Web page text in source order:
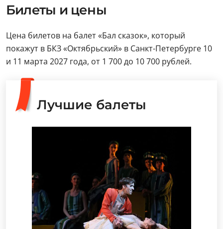
Билеты и цены
Цена билетов на балет «Бал сказок», который
покажут в БКЗ «Октябрьский» в Санкт-Петербурге 10
и 11 марта 2027 года, от 1 700 до 10 700 рублей.
Лучшие балеты